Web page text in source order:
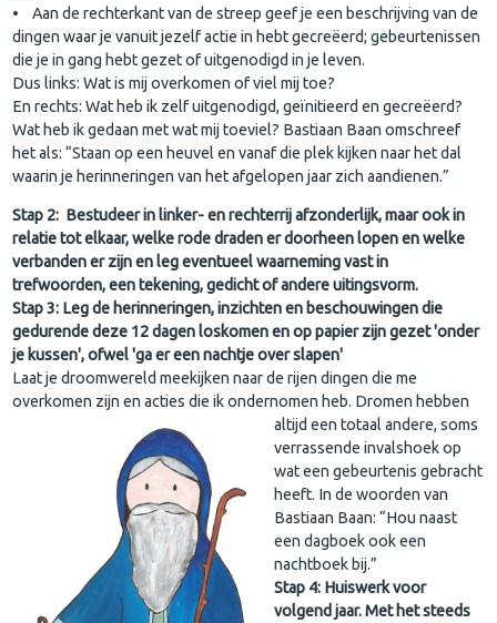
• Aan de rechterkant van de streep geef je een beschrijving van de
dingen waar je vanuit jezelf actie in hebt gecreëerd; gebeurtenissen
die je in gang hebt gezet of uitgenodigd in je leven.
Dus links: Wat is mij overkomen of viel mij toe?
En rechts: Wat heb ik zelf uitgenodigd, geïnitieerd en gecreëerd?
Wat heb ik gedaan met wat mij toeviel? Bastiaan Baan omschreef
het als: “Staan op een heuvel en vanaf die plek kijken naar het dal
waarin je herinneringen van het afgelopen jaar zich aandienen.”
Stap 2: Bestudeer in linker- en rechterrij afzonderlijk, maar ook in
relatie tot elkaar, welke rode draden er doorheen lopen en welke
verbanden er zijn en leg eventueel waarneming vast in
trefwoorden, een tekening, gedicht of andere uitingsvorm.
Stap 3: Leg de herinneringen, inzichten en beschouwingen die
gedurende deze 12 dagen loskomen en op papier zijn gezet 'onder
je kussen', ofwel 'ga er een nachtje over slapen'
Laat je droomwereld meekijken naar de rijen dingen die me
overkomen zijn en acties die ik ondernomen heb. Dromen hebben
altijd een totaal andere, soms
verrassende invalshoek op
wat een gebeurtenis gebracht
heeft. In de woorden van
Bastiaan Baan: “Hou naast
een dagboek ook een
nachtboek bij.”
Stap 4: Huiswerk voor
volgend jaar. Met het steeds